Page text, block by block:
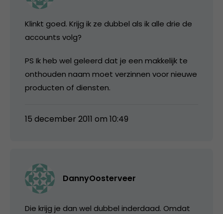
Klinkt goed. Krijg ik ze dubbel als ik alle drie de
accounts volg?
PS Ik heb wel geleerd dat je een makkelijk te
onthouden naam moet verzinnen voor nieuwe
producten of diensten.
15 december 2011 om 10:49
DannyOosterveer
Die krijg je dan wel dubbel inderdaad. Omdat